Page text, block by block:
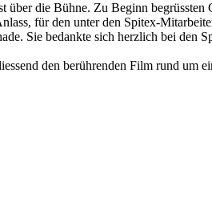
die Bühne. Zu Beginn begrüssten
für den unter den Spitex-
Sie bedankte sich herzlich bei den
den berührenden Film rund